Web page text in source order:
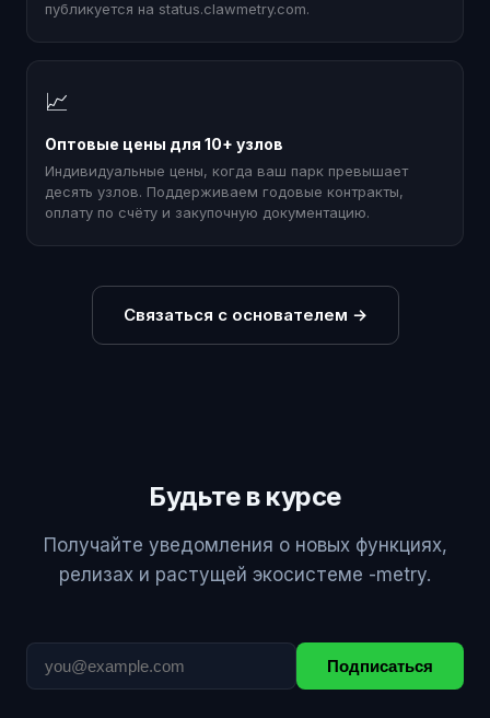
публикуется на status.clawmetry.com.
📈
Оптовые цены для 10+ узлов
Индивидуальные цены, когда ваш парк превышает
десять узлов. Поддерживаем годовые контракты,
оплату по счёту и закупочную документацию.
Связаться с основателем →
Будьте в курсе
Получайте уведомления о новых функциях,
релизах и растущей экосистеме -metry.
Подписаться